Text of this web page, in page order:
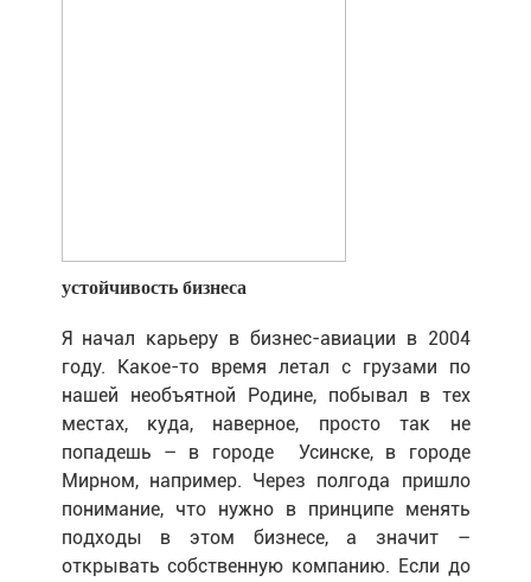
устойчивость бизнеса
Я начал карьеру в бизнес-авиации в 2004
году. Какое-то время летал с грузами по
нашей необъятной Родине, побывал в тех
местах, куда, наверное, просто так не
попадешь – в городе
Усинске, в городе
Мирном, например. Через полгода пришло
понимание, что нужно в принципе менять
подходы в этом бизнесе, а значит –
открывать собственную компанию. Если до